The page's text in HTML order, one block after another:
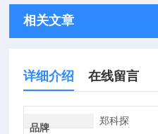
相关文章
详细介绍 在线留言
品牌
郑科探